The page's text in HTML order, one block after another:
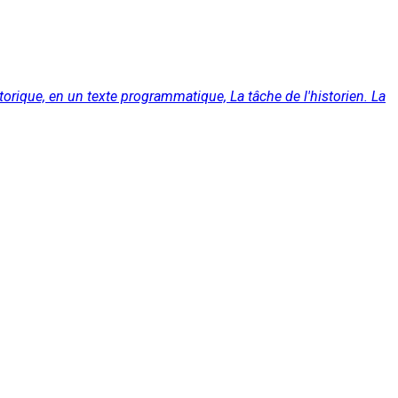
en un texte programmatique, La tâche de l'historien. La